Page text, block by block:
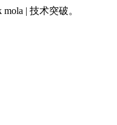
mola | 技术突破。